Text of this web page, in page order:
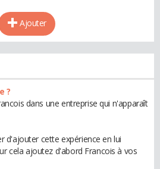
Ajouter
?
dans une entreprise qui n'apparaît
d'ajouter cette expérience en lui
cela ajoutez d'abord Francois à vos